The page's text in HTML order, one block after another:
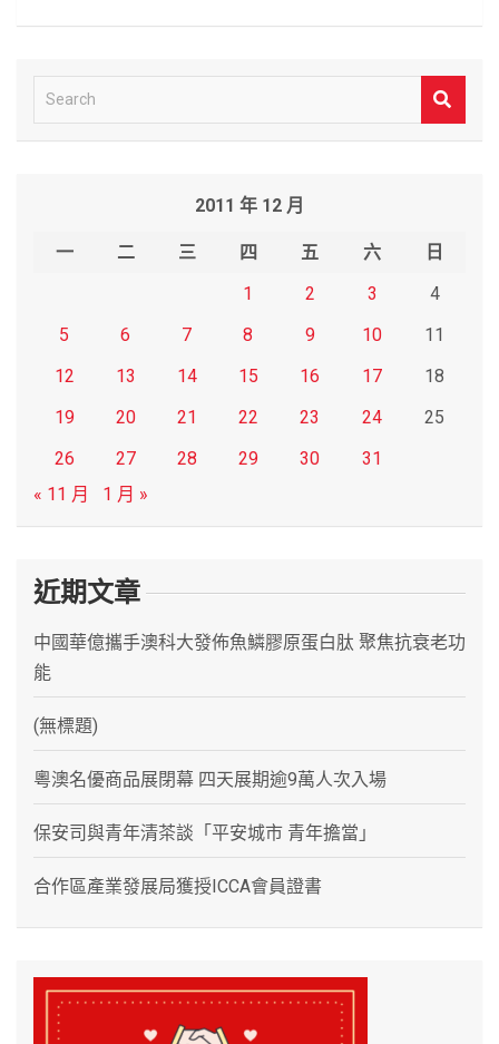
e
2011 年 12 月
一 二 三 四 五 六
日
1
2 3
4
5
6 7 8 9 10
11
12
13 14 15 16 17
18
19
20 21 22 23 24
25
26
27 28 29 30
31
« 11 月
1 月 »
近期文章
中國華億攜手澳科大發佈魚鱗膠原蛋白肽 聚焦抗衰老功
能
(無標題)
粵澳名優商品展閉幕 四天展期逾9萬人次入場
保安司與青年清茶談「平安城市 青年擔當」
合作區產業發展局獲授ICCA會員證書